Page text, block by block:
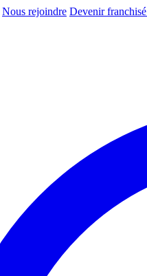
Nous rejoindre Devenir franchisé